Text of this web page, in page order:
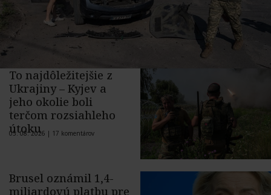
To najdôležitejšie z
Ukrajiny – Kyjev a
jeho okolie boli
terčom rozsiahleho
útoku
05. 08. 2026 | 17 komentárov
Brusel oznámil 1,4-
miliardovú platbu pre